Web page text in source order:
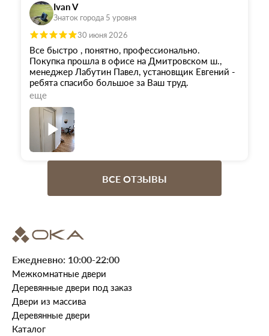
Ivan V
Знаток города 5 уровня
30 июня 2026
Все быстро , понятно, профессионально.
Покупка прошла в офисе на Дмитровском ш.,
менеджер Лабутин Павел, установщик Евгений -
ребята спасибо большое за Ваш труд.
Двери изготовили раньше срока, цена не
менялась, цена на монтаж оказалось самой
низкой по Москве. Через неделю одна дверь
перестала закрываться на магнитный замок,
оставил заявку, установщик Евгений на
следующий день приехал и все исправил. Был
еще
ВСЕ ОТЗЫВЫ
Ежедневно: 10:00-22:00
Межкомнатные двери
Деревянные двери под заказ
Двери из массива
Деревянные двери
Каталог